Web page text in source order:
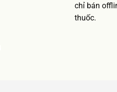
chỉ bán
thuốc.